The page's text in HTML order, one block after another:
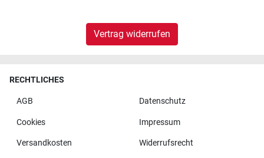
Vertrag widerrufen
RECHTLICHES
AGB Datenschutz
Cookies Impressum
Versandkosten Widerrufsrecht